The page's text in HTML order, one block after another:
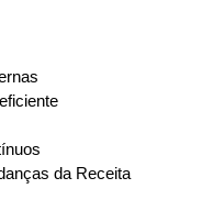
da Receita